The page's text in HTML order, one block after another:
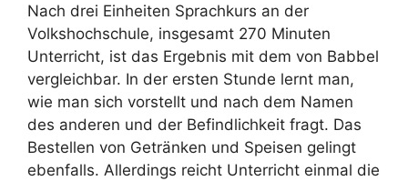
Nach drei Einheiten Sprachkurs an der
Volkshochschule, insgesamt 270 Minuten
Unterricht, ist das Ergebnis mit dem von Babbel
vergleichbar. In der ersten Stunde lernt man,
wie man sich vorstellt und nach dem Namen
des anderen und der Befindlichkeit fragt. Das
Bestellen von Getränken und Speisen gelingt
ebenfalls. Allerdings reicht Unterricht einmal die